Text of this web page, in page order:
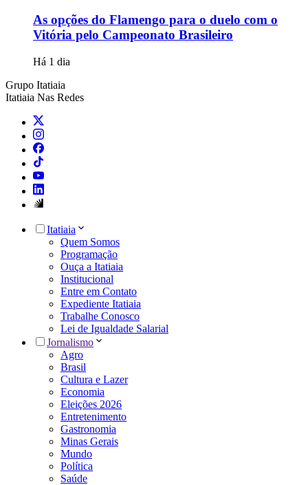
As opções do Flamengo para o duelo com o
Vitória pelo Campeonato Brasileiro
Há 1 dia
Grupo Itatiaia
Itatiaia Nas Redes
Itatiaia
Quem Somos
Programação
Ouça a Itatiaia
Institucional
Entre em Contato
Expediente Itatiaia
Trabalhe Conosco
Lei de Igualdade Salarial
Jornalismo
Agro
Brasil
Cultura e Lazer
Economia
Eleições 2026
Entretenimento
Gastronomia
Minas Gerais
Mundo
Política
Saúde